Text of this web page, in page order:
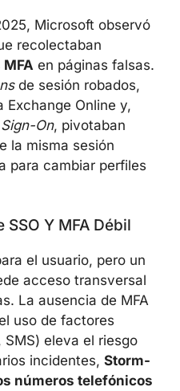
Microsoft observó
recolectaban
en páginas falsas.
de sesión robados,
Exchange Online y,
On, pivotaban
la misma sesión
para cambiar perfiles
Y MFA Débil
el usuario, pero un
acceso transversal
La ausencia de MFA
uso de factores
eleva el riesgo
incidentes, Storm-
números telefónicos